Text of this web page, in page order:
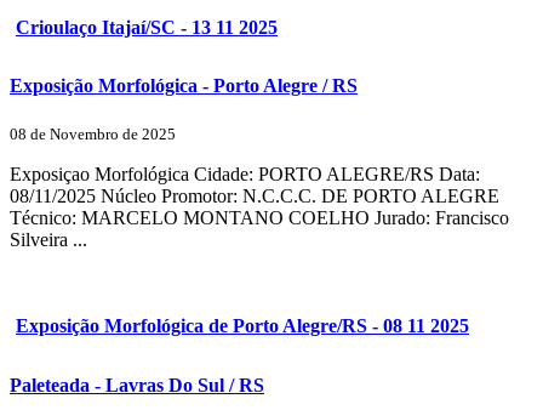
Crioulaço Itajaí/SC - 13 11 2025
Exposição Morfológica - Porto Alegre / RS
08 de Novembro de 2025
Exposiçao Morfológica Cidade: PORTO ALEGRE/RS Data:
08/11/2025 Núcleo Promotor: N.C.C.C. DE PORTO ALEGRE
Técnico: MARCELO MONTANO COELHO Jurado: Francisco
Silveira ...
Exposição Morfológica de Porto Alegre/RS - 08 11 2025
Paleteada - Lavras Do Sul / RS